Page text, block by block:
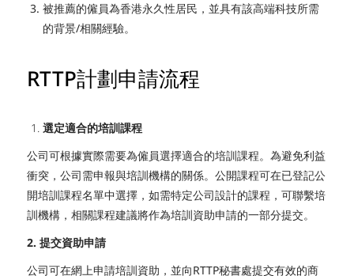
被推薦的僱員為香港永久性居民，並具有該高端科技所需
的背景/相關經驗。
RTTP計劃申請流程
選定適合的培訓課程
公司可根據實際需要為僱員選擇適合的培訓課程。為避免利益
衝突，公司需申報與培訓機構的關係。公開課程可在已登記公
開培訓課程名單中選擇，如需特定公司設計的課程，可聯繫培
訓機構，相關課程建議將作為培訓資助申請的一部分提交。
2. 提交資助申請
公司可在網上申請培訓資助，並向RTTP秘書處提交有效的商